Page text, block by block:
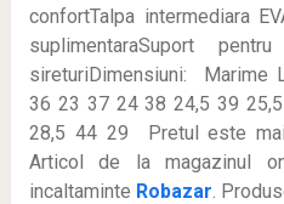
confortTalpa intermediara
suplimentaraSuport
sireturiDimensiuni: Marime
36 23 37 24 38 24,5 39
28,5 44 29 Pretul este
Articol de la magazinul
incaltaminte Robazar.